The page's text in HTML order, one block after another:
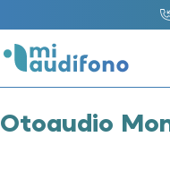
Otoaudio